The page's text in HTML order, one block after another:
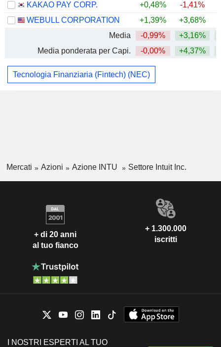
KAKAO PAY CORP.
+0,48% -1,41%
WEBULL CORPORATION
+1,39% +3,68%
Media
-0,99% +3,16%
Media ponderata per Capi.
-0,00% +4,37%
Tecnologia Finanziaria (Fintech) (NEC)
Mercati Azioni Azione INTU Settore Intuit Inc.
+ di 20 anni
al tuo fianco
+ 1.300.000
iscritti
I NOSTRI ESPERTI AL TUO